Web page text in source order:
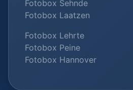
Fotobox Sehnde
Fotobox Laatzen
Fotobox Lehrte
Fotobox Peine
Fotobox Hannover